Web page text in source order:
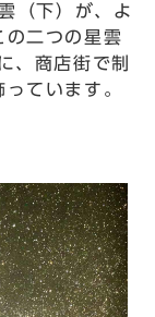
（下）が、よ
の二つの星雲
、商店街で制
ています。